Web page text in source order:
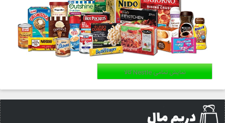
نمایش تمامی Nestle کالا